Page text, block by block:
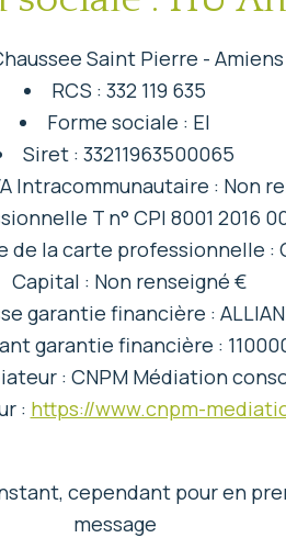
Saint Pierre -
RCS : 332 119 635
Forme sociale : EI
Siret : 33211963500065
Intracommunautaire : Non
T n° CPI 8001 2016
la carte professionnelle :
Capital : Non renseigné €
garantie financière :
garantie financière :
: CNPM Médiation
: https://www.cnpm-
cependant pour en
message